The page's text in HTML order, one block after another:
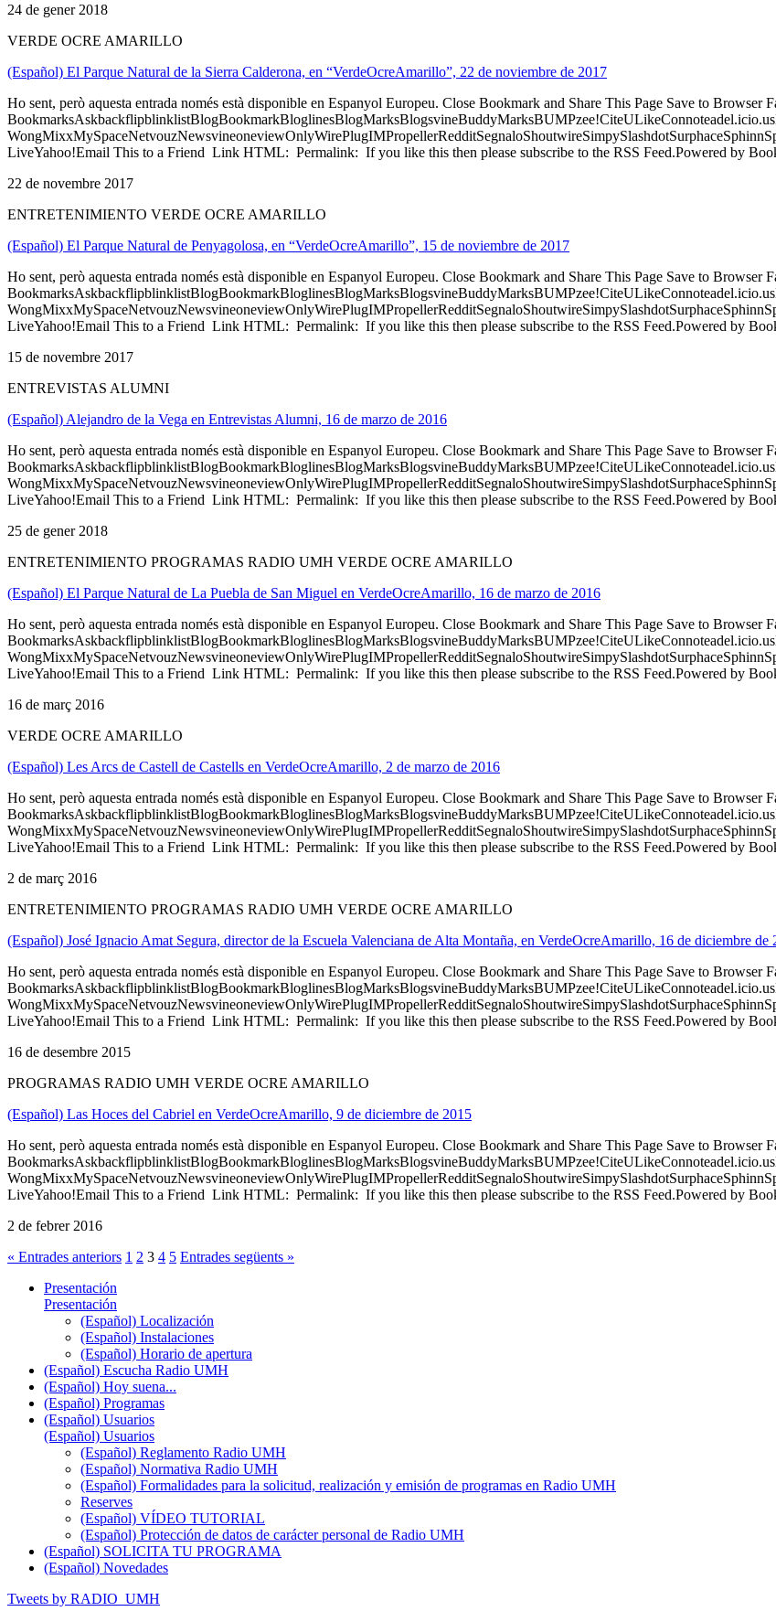
24 de gener 2018
VERDE OCRE AMARILLO
(Español) El Parque Natural de la Sierra Calderona, en “VerdeOcreAmarillo”, 22 de noviembre de 2017
Ho sent, però aquesta entrada només està disponible en Espanyol Europeu. Close Bookmark and Share This Page Save to Browser
LiveYahoo!Email This to a Friend Link HTML: Permalink: If you like this then please subscribe to the RSS Feed.Powered by
22 de novembre 2017
ENTRETENIMIENTO VERDE OCRE AMARILLO
(Español) El Parque Natural de Penyagolosa, en “VerdeOcreAmarillo”, 15 de noviembre de 2017
Ho sent, però aquesta entrada només està disponible en Espanyol Europeu. Close Bookmark and Share This Page Save to Browser
LiveYahoo!Email This to a Friend Link HTML: Permalink: If you like this then please subscribe to the RSS Feed.Powered by
15 de novembre 2017
ENTREVISTAS ALUMNI
(Español) Alejandro de la Vega en Entrevistas Alumni, 16 de marzo de 2016
Ho sent, però aquesta entrada només està disponible en Espanyol Europeu. Close Bookmark and Share This Page Save to Browser
LiveYahoo!Email This to a Friend Link HTML: Permalink: If you like this then please subscribe to the RSS Feed.Powered by
25 de gener 2018
ENTRETENIMIENTO PROGRAMAS RADIO UMH VERDE OCRE AMARILLO
(Español) El Parque Natural de La Puebla de San Miguel en VerdeOcreAmarillo, 16 de marzo de 2016
Ho sent, però aquesta entrada només està disponible en Espanyol Europeu. Close Bookmark and Share This Page Save to Browser
LiveYahoo!Email This to a Friend Link HTML: Permalink: If you like this then please subscribe to the RSS Feed.Powered by
16 de març 2016
VERDE OCRE AMARILLO
(Español) Les Arcs de Castell de Castells en VerdeOcreAmarillo, 2 de marzo de 2016
Ho sent, però aquesta entrada només està disponible en Espanyol Europeu. Close Bookmark and Share This Page Save to Browser
LiveYahoo!Email This to a Friend Link HTML: Permalink: If you like this then please subscribe to the RSS Feed.Powered by
2 de març 2016
ENTRETENIMIENTO PROGRAMAS RADIO UMH VERDE OCRE AMARILLO
(Español) José Ignacio Amat Segura, director de la Escuela Valenciana de Alta Montaña, en VerdeOcreAmarillo, 16 de diciembre de
Ho sent, però aquesta entrada només està disponible en Espanyol Europeu. Close Bookmark and Share This Page Save to Browser
LiveYahoo!Email This to a Friend Link HTML: Permalink: If you like this then please subscribe to the RSS Feed.Powered by
16 de desembre 2015
PROGRAMAS RADIO UMH VERDE OCRE AMARILLO
(Español) Las Hoces del Cabriel en VerdeOcreAmarillo, 9 de diciembre de 2015
Ho sent, però aquesta entrada només està disponible en Espanyol Europeu. Close Bookmark and Share This Page Save to Browser
LiveYahoo!Email This to a Friend Link HTML: Permalink: If you like this then please subscribe to the RSS Feed.Powered by
2 de febrer 2016
« Entrades anteriors 1 2 3 4 5 Entrades següents »
Presentación
Presentación
(Español) Localización
(Español) Instalaciones
(Español) Horario de apertura
(Español) Escucha Radio UMH
(Español) Hoy suena...
(Español) Programas
(Español) Usuarios
(Español) Usuarios
(Español) Reglamento Radio UMH
(Español) Normativa Radio UMH
(Español) Formalidades para la solicitud, realización y emisión de programas en Radio UMH
Reserves
(Español) VÍDEO TUTORIAL
(Español) Protección de datos de carácter personal de Radio UMH
(Español) SOLICITA TU PROGRAMA
(Español) Novedades
Tweets by RADIO_UMH